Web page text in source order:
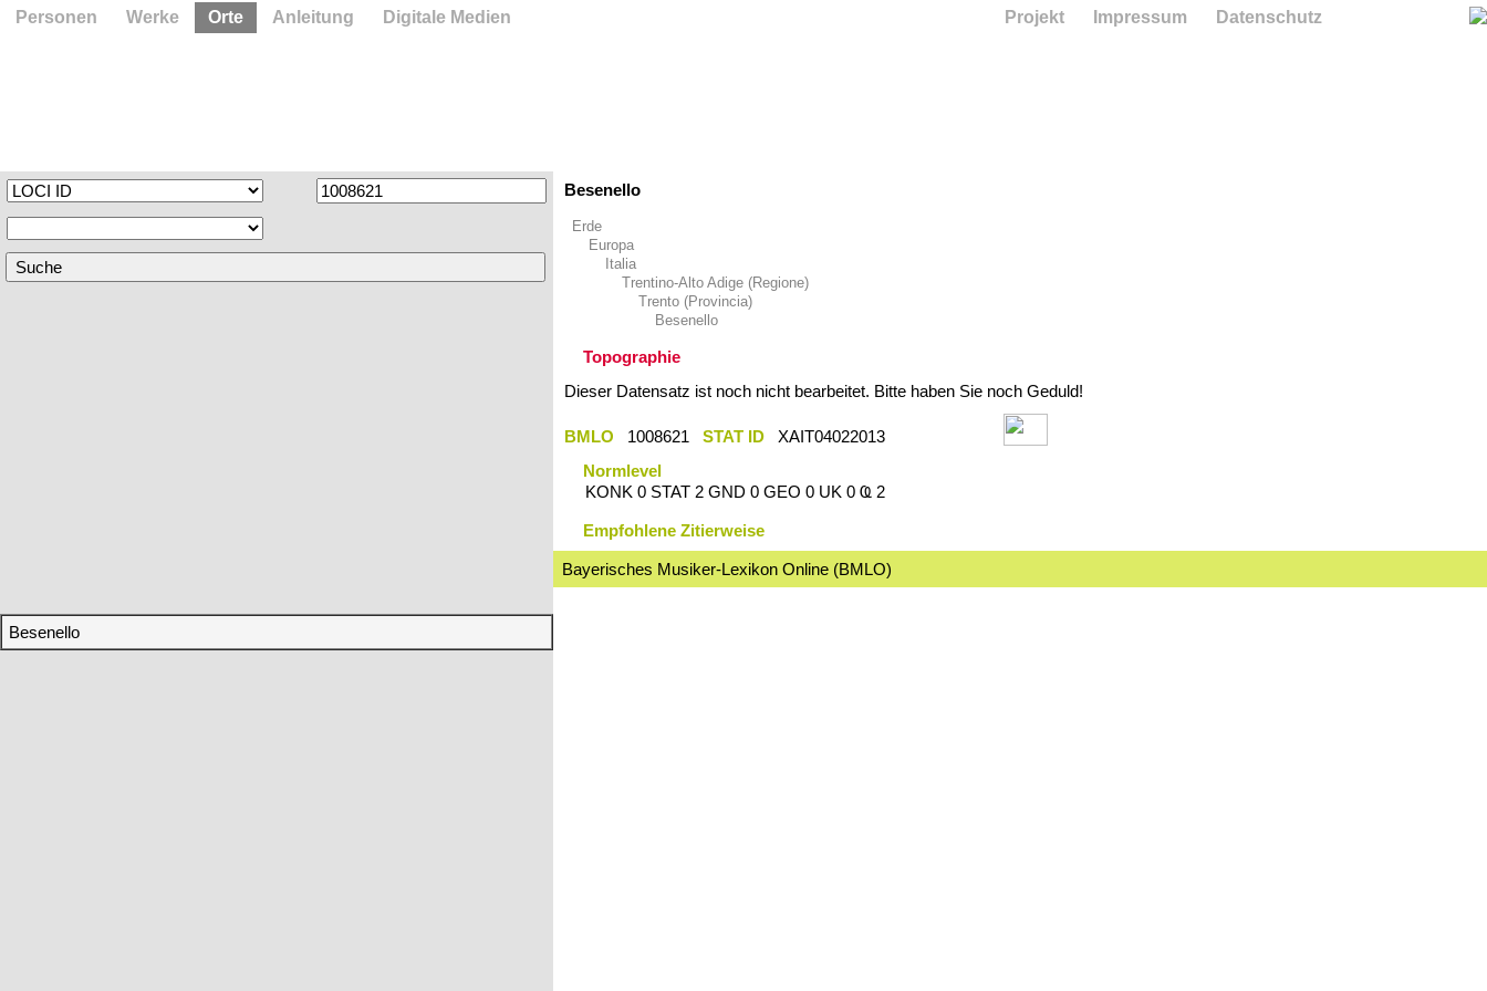
Besenello
Besenello
Erde
Europa
Italia
Trentino-Alto Adige (Regione)
Trento (Provincia)
Besenello
Topographie
Dieser Datensatz ist noch nicht bearbeitet. Bitte haben Sie noch Geduld!
BMLO 1008621 STAT ID
XAIT04022013
Normlevel
KONK 0 STAT 2 GND 0 GEO 0 UK 0 Ҩ 2
Empfohlene Zitierweise
Bayerisches Musiker-Lexikon Online (BMLO)
Personen Werke Orte Anleitung Digitale Medien Projekt Impressum Datenschutz